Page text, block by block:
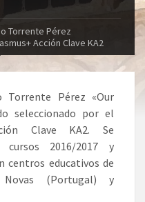
Torrente Pérez
Acción Clave KA2
Torrente Pérez «Our
seleccionado por el
Clave KA2. Se
2016/2017 y
centros educativos de
(Portugal) y